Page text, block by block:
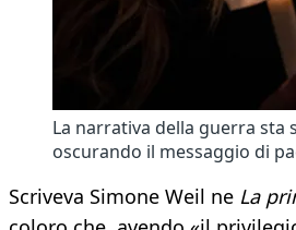
La narrativa della guerra sta
oscurando il messaggio di
Scriveva Simone Weil ne La